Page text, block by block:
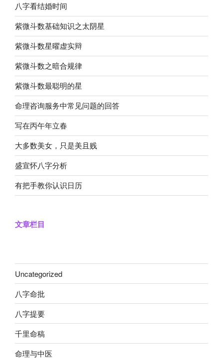
八字看结婚时间
紫微斗数基础知识之太阴星
紫微斗数星曜虚实辩
紫微斗数之暗合规律
紫微斗数最聪明的星
命理咨询服务中常见问题的回答
写在丙午年立春
大多数美女，只是美且贱
盛宣怀八字分析
有把手教你认识日历
文章栏目
Uncategorized
八字命批
八字提要
千里命稿
命理与中医